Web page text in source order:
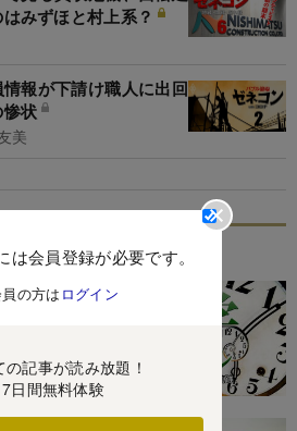
は会員登録が必要です。
の方は ログイン
の記事が読み放題！
7日間無料体験
みずほと村上系？
報が下請け職人に出回
状
美
特集